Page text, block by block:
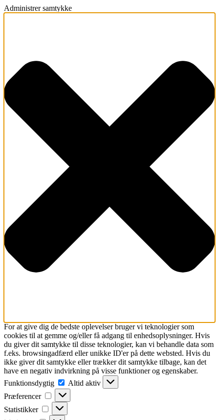
Administrer samtykke
For at give dig de bedste oplevelser bruger vi teknologier som
cookies til at gemme og/eller få adgang til enhedsoplysninger. Hvis
du giver dit samtykke til disse teknologier, kan vi behandle data som
f.eks. browsingadfærd eller unikke ID'er på dette websted. Hvis du
ikke giver dit samtykke eller trækker dit samtykke tilbage, kan det
have en negativ indvirkning på visse funktioner og egenskaber.
Funktionsdygtig
Funktionsdygtig
Altid aktiv
Præferencer
Præferencer
Statistikker Statistikker